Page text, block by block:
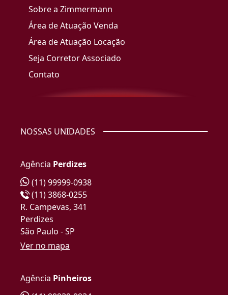
Sobre a Zimmermann
Área de Atuação Venda
Área de Atuação Locação
Seja Corretor Associado
Contato
NOSSAS UNIDADES
Agência Perdizes
(11) 99999-0938
(11) 3868-0255
R. Campevas, 341
Perdizes
São Paulo - SP
Ver no mapa
Agência Pinheiros